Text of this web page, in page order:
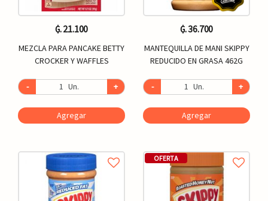
₲. 21.100
MEZCLA PARA PANCAKE BETTY
CROCKER Y WAFFLES
- Un. +
Agregar
₲. 36.700
MANTEQUILLA DE MANI SKIPPY
REDUCIDO EN GRASA 462G
- Un. +
Agregar
OFERTA